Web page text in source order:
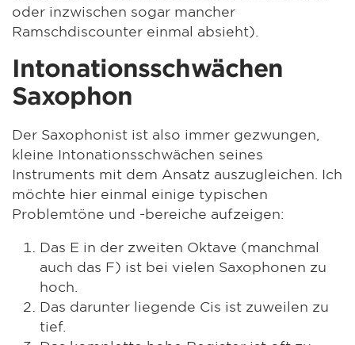
oder inzwischen sogar mancher
Ramschdiscounter einmal absieht).
Intonationsschwächen
Saxophon
Der Saxophonist ist also immer gezwungen,
kleine Intonationsschwächen seines
Instruments mit dem Ansatz auszugleichen. Ich
möchte hier einmal einige typischen
Problemtöne und -bereiche aufzeigen:
Das E in der zweiten Oktave (manchmal
auch das F) ist bei vielen Saxophonen zu
hoch.
Das darunter liegende Cis ist zuweilen zu
tief.